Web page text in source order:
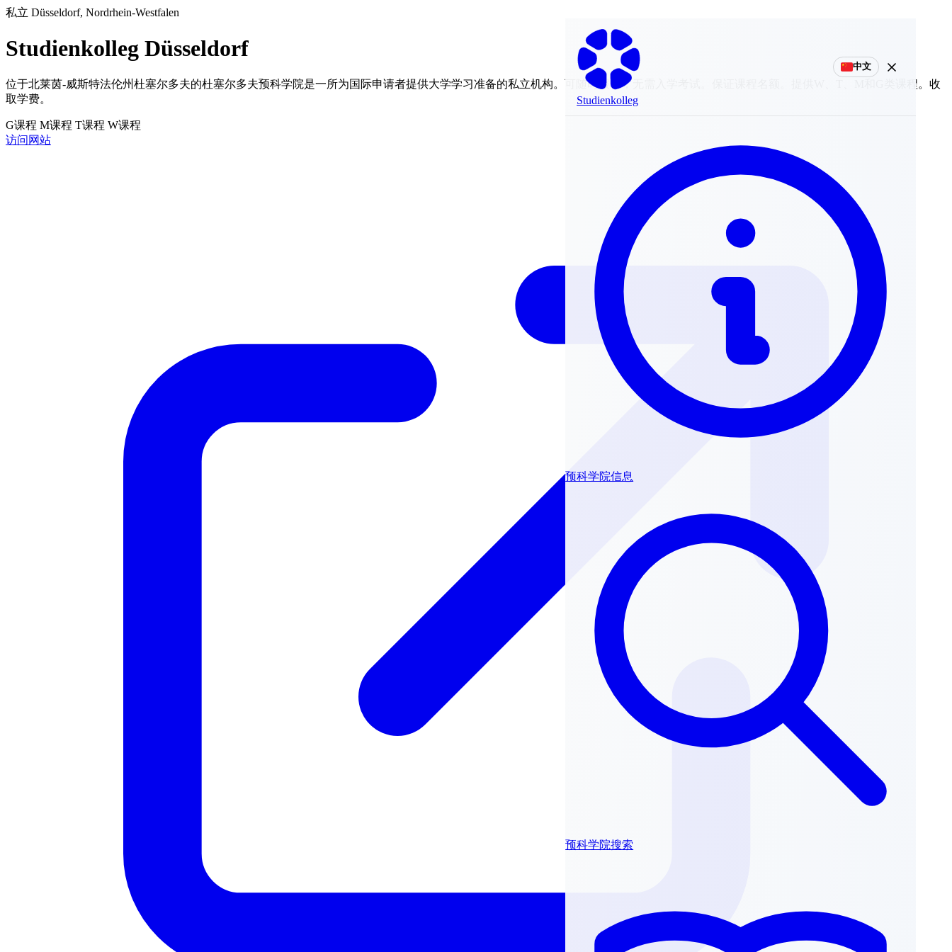
Studienkolleg
中文
预科学院信息
预科学院搜索
私立 Düsseldorf, Nordrhein-Westfalen
Studienkolleg Düsseldorf
位于北莱茵-威斯特法伦州杜塞尔多夫的杜塞尔多夫预科学院是一所为国际申请者提供大学学习准备的私立机构。可随时报名，无需入学考试。保证课程名额。提供W、T、M和G类课程。收
取学费。
G课程 M课程 T课程 W课程
访问网站